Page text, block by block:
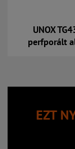
UNOX
perfporált
EZT